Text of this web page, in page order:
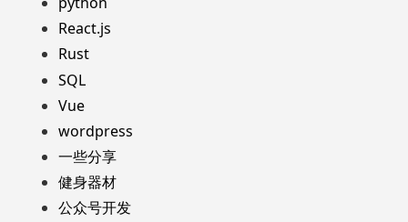
React.js
Rust
SQL
Vue
wordpress
一些分享
健身器材
公众号开发